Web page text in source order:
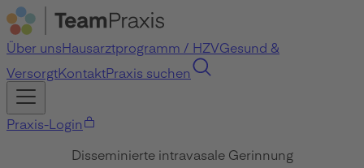
Über unsHausarztprogramm / HZVGesund &
VersorgtKontaktPraxis suchen
Praxis-Login
Disseminierte intravasale Gerinnung